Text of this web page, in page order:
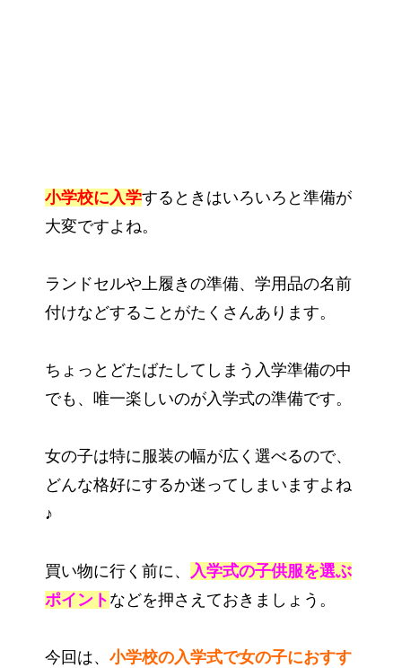
小学校に入学するときはいろいろと準備が
大変ですよね。
ランドセルや上履きの準備、学用品の名前
付けなどすることがたくさんあります。
ちょっとどたばたしてしまう入学準備の中
でも、唯一楽しいのが入学式の準備です。
女の子は特に服装の幅が広く選べるので、
どんな格好にするか迷ってしまいますよね
♪
買い物に行く前に、 入学式の子供服を選ぶ
ポイント などを押さえておきましょう。
今回は、 小学校の入学式で女の子におすす